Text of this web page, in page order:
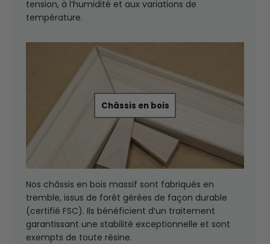
tension, à l’humidité et aux variations de
température.
Châssis en bois
Nos châssis en bois massif sont fabriqués en
tremble, issus de forêt gérées de façon durable
(certifié FSC). Ils bénéficient d’un traitement
garantissant une stabilité exceptionnelle et sont
exempts de toute résine.